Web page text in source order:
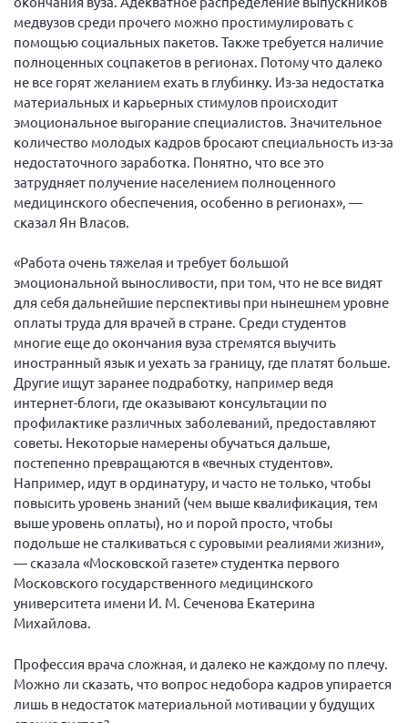
Документы съездов
Первый съезд
Второй съезд
Третий съезд
Четвертый съезд
Пятый съезд
Шестой съезд
ОФ «Фонд содействия больным рассеянным
склерозом»
Новости: Казахстан
Письма и официальные ответы
Нормативно-правовые документы
Методическая литература для НКО
Публичные отчеты
Исследования, аналитика, мнения
Всероссийская онлайн конференция
"Рассеянный склероз. XX лет работы
ОООИБРС" (25-29.08.2020)
Всероссийская конференция-тренинг
"Рассеянный склероз: новые реалии" (26-
29.05.2022)
Алтайский край
Архангельская область
медвузов среди прочего можно простимулировать с
помощью социальных пакетов. Также требуется наличие
полноценных соцпакетов в регионах. Потому что далеко
не все горят желанием ехать в глубинку. Из-за недостатка
материальных и карьерных стимулов происходит
эмоциональное выгорание специалистов. Значительное
количество молодых кадров бросают специальность из-за
недостаточного заработка. Понятно, что все это
затрудняет получение населением полноценного
медицинского обеспечения, особенно в регионах», —
сказал Ян Власов.
«Работа очень тяжелая и требует большой
эмоциональной выносливости, при том, что не все видят
для себя дальнейшие перспективы при нынешнем уровне
оплаты труда для врачей в стране. Среди студентов
многие еще до окончания вуза стремятся выучить
иностранный язык и уехать за границу, где платят больше.
Другие ищут заранее подработку, например ведя
интернет-блоги, где оказывают консультации по
профилактике различных заболеваний, предоставляют
советы. Некоторые намерены обучаться дальше,
постепенно превращаются в «вечных студентов».
Например, идут в ординатуру, и часто не только, чтобы
повысить уровень знаний (чем выше квалификация, тем
выше уровень оплаты), но и порой просто, чтобы
подольше не сталкиваться с суровыми реалиями жизни»,
— сказала «Московской газете» студентка первого
Московского государственного медицинского
университета имени И. М. Сеченова Екатерина
Михайлова.
Профессия врача сложная, и далеко не каждому по плечу.
Можно ли сказать, что вопрос недобора кадров упирается
лишь в недостаток материальной мотивации у будущих